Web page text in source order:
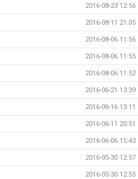
2016-08-23 12:56
2016-08-11 21:05
2016-08-06 11:56
2016-08-06 11:55
2016-08-06 11:52
2016-06-21 13:39
2016-06-16 13:11
2016-06-11 20:51
2016-06-06 15:43
2016-05-30 12:57
2016-05-30 12:55